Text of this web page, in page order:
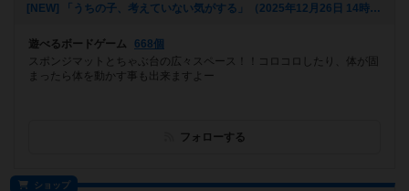
[NEW] 「うちの子、考えていない気がする」（2025年12月26日 14時35分）
遊べるボードゲーム
668個
スポンジマットとちゃぶ台の広々スペース！！コロコロしたり、体が固
まったら体を動かす事も出来ますよー
フォローする
ショップ